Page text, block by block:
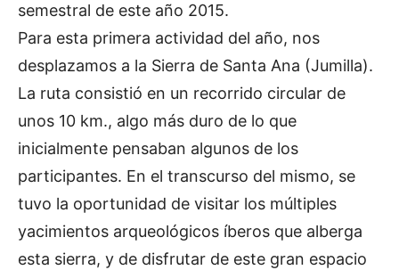
semestral de este año 2015.
Para esta primera actividad del año, nos
desplazamos a la Sierra de Santa Ana (Jumilla).
La ruta consistió en un recorrido circular de
unos 10 km., algo más duro de lo que
inicialmente pensaban algunos de los
participantes. En el transcurso del mismo, se
tuvo la oportunidad de visitar los múltiples
yacimientos arqueológicos íberos que alberga
esta sierra, y de disfrutar de este gran espacio